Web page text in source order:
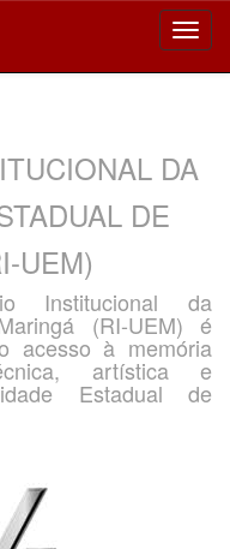
DA
DE
UEM)
Institucional da
(RI-UEM) é
acesso à memória
artística e
Estadual de